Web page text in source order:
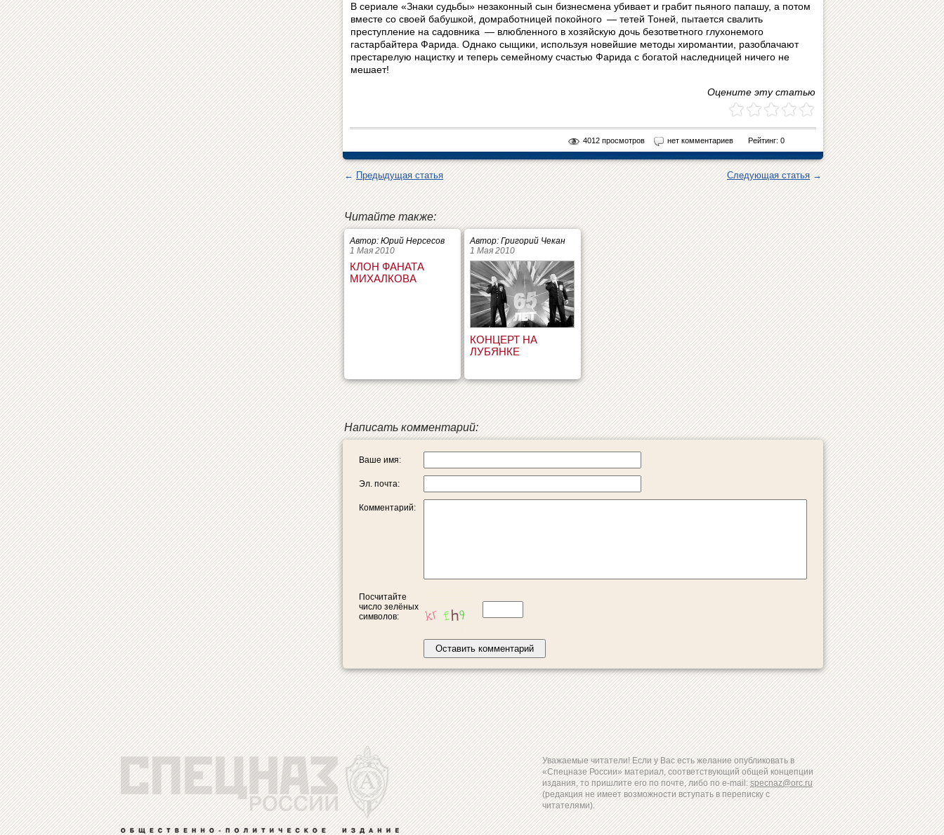
В сериале «Знаки судьбы» незаконный сын бизнесмена убивает и грабит пьяного папашу, а потом
вместе со своей бабушкой, домработницей покойного — тетей Тоней, пытается свалить
преступление на садовника — влюбленного в хозяйскую дочь безответного глухонемого
гастарбайтера Фарида. Однако сыщики, используя новейшие методы хиромантии, разоблачают
престарелую нацистку и теперь семейному счастью Фарида с богатой наследницей ничего не
мешает!
Оцените эту статью
4012 просмотров нет комментариев Рейтинг: 0
←Предыдущая статья Следующая статья→
Читайте также:
Автор: Юрий Нерсесов
1 Мая 2010
КЛОН ФАНАТА
МИХАЛКОВА
Автор: Григорий Чекан
1 Мая 2010
КОНЦЕРТ НА
ЛУБЯНКЕ
Написать комментарий:
Ваше имя:
Эл. почта:
Комментарий:
Посчитайте
число зелёных
символов:
Уважаемые читатели! Если у Вас есть желание опубликовать в
«Спецназе России» материал, соответствующий общей концепции
издания, то пришлите его по почте, либо по e-mail:specnaz@orc.ru
(редакция не имеет возможности вступать в переписку с
читателями).